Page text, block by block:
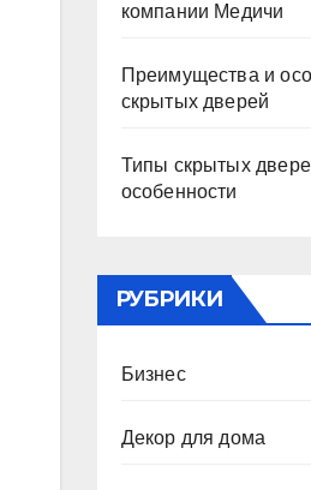
компании Медичи
Преимущества и
скрытых дверей
Типы скрытых
особенности
РУБРИКИ
Бизнес
Декор для дома